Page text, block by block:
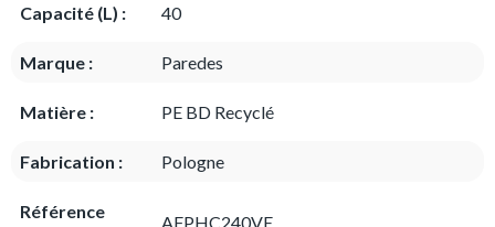
Capacité (L) : 40
Marque : Paredes
Matière : PE BD Recyclé
Fabrication : Pologne
Référence
AFPHC240VE